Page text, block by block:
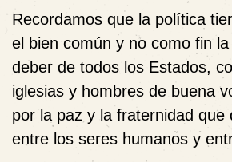
Recordamos que la política
el bien común y no como fin
deber de todos los Estados,
iglesias y hombres de buena
por la paz y la fraternidad que
entre los seres humanos y